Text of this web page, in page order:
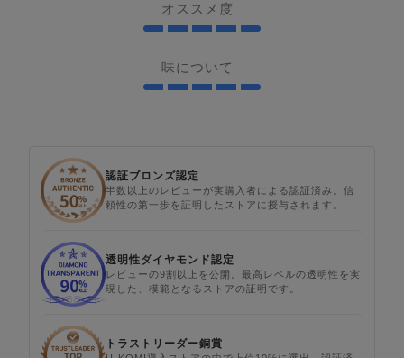
オススメ度
味について
認証ブロンズ認定
半数以上のレビューが実購入者による認証済み。信
頼性の第一歩を証明したストアに授与されます。
透明性ダイヤモンド認定
レビューの9割以上を公開。最高レベルの透明性を実
現した、模範となるストアの証明です。
トラストリーダー銅賞